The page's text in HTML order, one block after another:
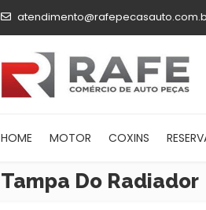
HOME MOTOR COXINS
Tampa Do Radiador